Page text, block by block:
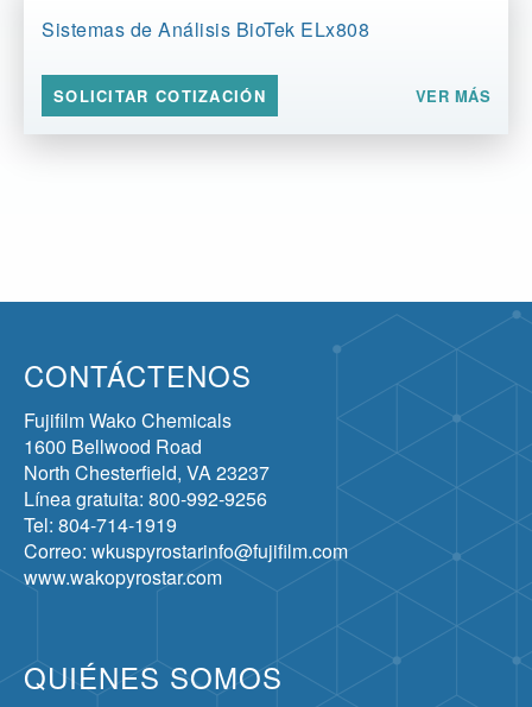
Sistemas de Análisis BioTek ELx808
SOLICITAR COTIZACIÓN VER MÁS
CONTÁCTENOS
Fujifilm Wako Chemicals
1600 Bellwood Road
North Chesterfield, VA 23237
Línea gratuita: 800-992-9256
Tel: 804-714-1919
Correo: wkuspyrostarinfo@fujifilm.com
www.wakopyrostar.com
QUIÉNES SOMOS